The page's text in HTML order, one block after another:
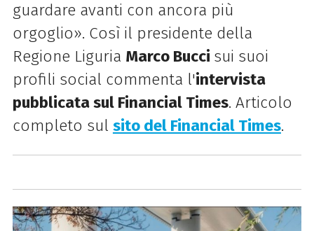
guardare avanti con ancora più
orgoglio». Così il presidente della
Regione Liguria Marco Bucci sui suoi
profili social commenta l'intervista
pubblicata sul Financial Times. Articolo
completo sul sito del Financial Times.